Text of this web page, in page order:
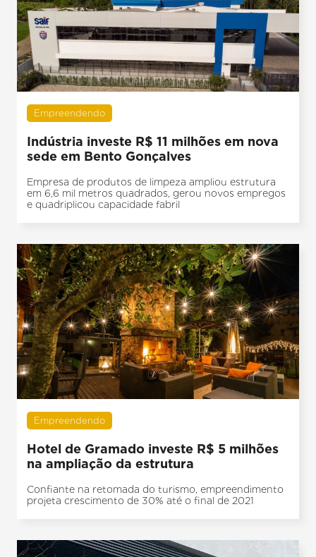
Empreendendo
Indústria investe R$ 11 milhões em nova
sede em Bento Gonçalves
Empresa de produtos de limpeza ampliou estrutura
em 6,6 mil metros quadrados, gerou novos empregos
e quadriplicou capacidade fabril
Empreendendo
Hotel de Gramado investe R$ 5 milhões
na ampliação da estrutura
Confiante na retomada do turismo, empreendimento
projeta crescimento de 30% até o final de 2021